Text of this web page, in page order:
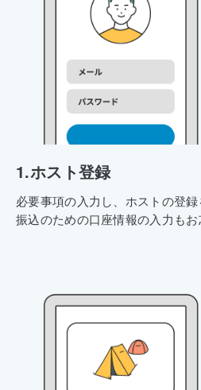
1.ホスト登録
必要事項の入力し、ホストの登
振込のための口座情報の入力もお